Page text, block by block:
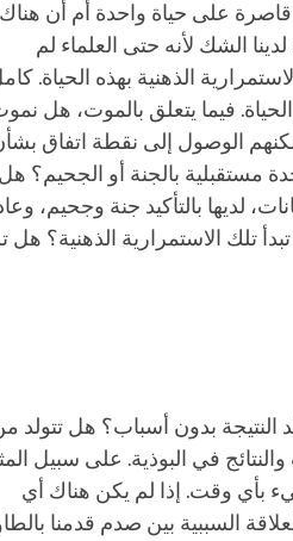
قاصرة على حياة واحدة أم أن
الشك لأنه حتى العلماء لم
الذهنية بهذه الحياة.
فيما يتعلق بالموت، هل
الوصول إلى نقطة اتفاق
مستقبلية بالجنة أو الجحيم؟ هل
لديها بالتأكيد جنة وجحيم،
تلك الاستمرارية الذهنية؟ هل
النتيجة بدون أسباب؟ هل تتولد
في البوذية. على سبيل
بأي وقت. إذا لم يكن هناك أي
السببية بين صدم قدمنا